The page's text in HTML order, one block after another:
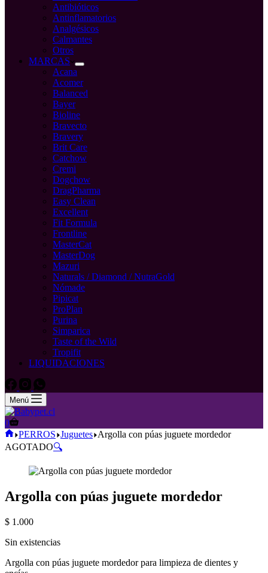
Antibióticos
Antinflamatorios
Analgésicos
Calmantes
Otros
MARCAS
Acana
Acomer
Balanced
Bayer
Bioline
Bravecto
Bravery
Brit Care
Catchow
Cremi
Dogchow
DragPharma
Easy Clean
Excellent
Fit Formula
Frontline
MasterCat
MasterDog
Mazuri
Naturals / Diamond / NutraGold
Nómade
Pipicat
ProPlan
Purina
Simparica
Taste of the Wild
Tropifit
LIQUIDACIONES
Menú
Carro
de
compra
0
Inicio
PERROS Juguetes Argolla con púas juguete mordedor
AGOTADO🔍
Argolla con púas juguete mordedor
$ 1.000
Sin existencias
Argolla con púas juguete mordedor para limpieza de dientes y